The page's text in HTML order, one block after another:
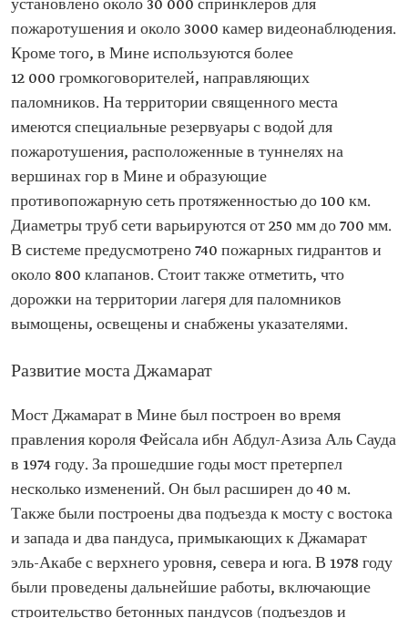
установлено около 30 000 спринклеров для
пожаротушения и около 3000 камер видеонаблюдения.
Кроме того, в Мине используются более
12 000 громкоговорителей, направляющих
паломников. На территории священного места
имеются специальные резервуары с водой для
пожаротушения, расположенные в туннелях на
вершинах гор в Мине и образующие
противопожарную сеть протяженностью до 100 км.
Диаметры труб сети варьируются от 250 мм до 700 мм.
В системе предусмотрено 740 пожарных гидрантов и
около 800 клапанов. Стоит также отметить, что
дорожки на территории лагеря для паломников
вымощены, освещены и снабжены указателями.
Развитие моста Джамарат
Мост Джамарат в Мине был построен во время
правления короля Фейсала ибн Абдул-Азиза Аль Сауда
в 1974 году. За прошедшие годы мост претерпел
несколько изменений. Он был расширен до 40 м.
Также были построены два подъезда к мосту с востока
и запада и два пандуса, примыкающих к Джамарат
эль-Акабе с верхнего уровня, севера и юга. В 1978 году
были проведены дальнейшие работы, включающие
строительство бетонных пандусов (подъездов и